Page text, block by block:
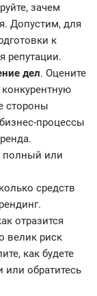
зачем
Допустим, для
к
репутации.
дел. Оцените
стороны
процессы
полный или
средств
отразится
велик риск
как будете
обратитесь